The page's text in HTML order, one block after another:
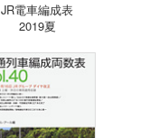
JR電車編成表
2019夏